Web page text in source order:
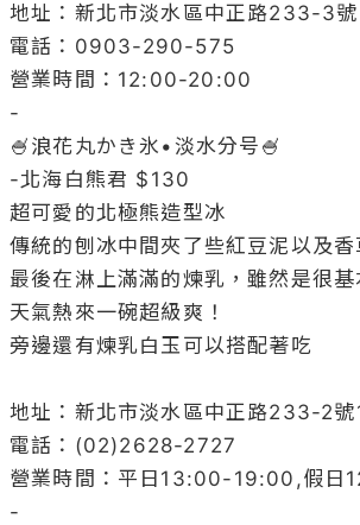
地址：新北市淡水區中正路233-3號
電話：0903-290-575
營業時間：12:00-20:00
-
🍧浪花丸かき氷•淡水分号🍧
-北海白熊君 $130
超可愛的北極熊造型冰
傳統的刨冰中間夾了些紅豆泥以及香
最後在淋上滿滿的煉乳，雖然是很
天氣熱來一碗超級爽！
旁邊還有煉乳白玉可以搭配著吃
地址：新北市淡水區中正路233-2號
電話：(02)2628-2727
營業時間：平日13:00-19:00,假日
-